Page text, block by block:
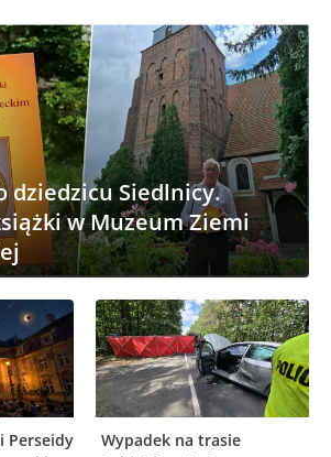
dziedzicu Siedlnicy.
w Muzeum Ziemi
Perseidy
Wypadek na trasie